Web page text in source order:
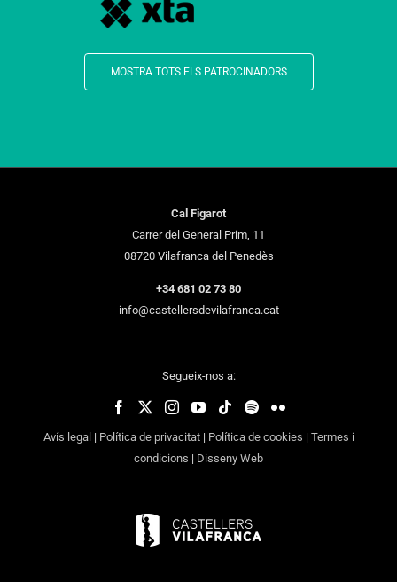
MOSTRA TOTS ELS PATROCINADORS
Cal Figarot
Carrer del General Prim, 11
08720 Vilafranca del Penedès
+34 681 02 73 80
info@castellersdevilafranca.cat
Segueix-nos a:
Avís legal | Política de privacitat| Política de cookies | Termes i
condicions | Disseny Web